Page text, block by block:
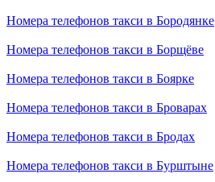
Номера телефонов такси в Бородянке
Номера телефонов такси в Борщёве
Номера телефонов такси в Боярке
Номера телефонов такси в Броварах
Номера телефонов такси в Бродах
Номера телефонов такси в Бурштыне